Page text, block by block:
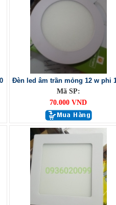
Đèn led âm trần mỏng 12 w phi
Mã SP:
70.000 VND